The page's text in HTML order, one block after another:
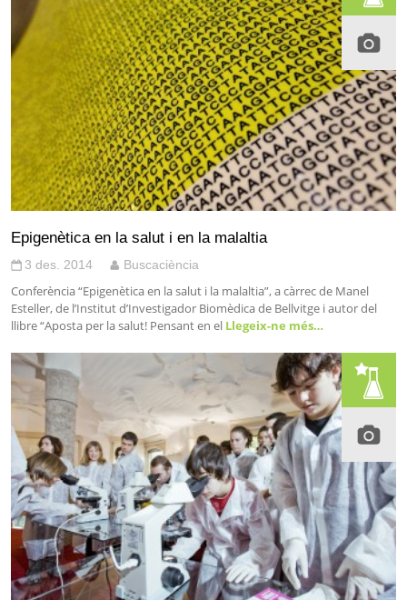
Epigenètica en la salut i en la malaltia
3 des. 2014 Buscaciència
Conferència “Epigenètica en la salut i la malaltia”, a càrrec de Manel
Esteller, de l’Institut d’Investigador Biomèdica de Bellvitge i autor del
llibre “Aposta per la salut! Pensant en el Llegeix-ne més…